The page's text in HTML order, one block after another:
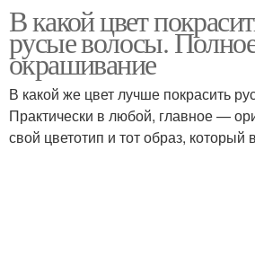
В какой цвет
русые волосы.
окрашивание
В какой же цвет лучше покрасить
Практически в любой, главное —
свой цветотип и тот образ, который